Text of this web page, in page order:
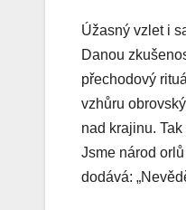
Úžasný vzlet i
Danou
přechodový
vzhůru
nad krajinu.
Jsme národ
dodává: